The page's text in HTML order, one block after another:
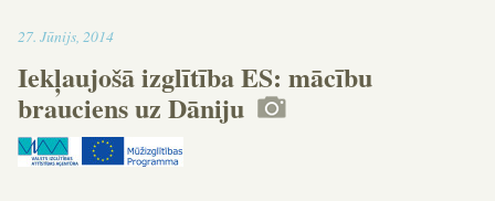
27. Jūnijs, 201413:31
Iekļaujošā izglītība ES: mācību
brauciens uz Dāniju